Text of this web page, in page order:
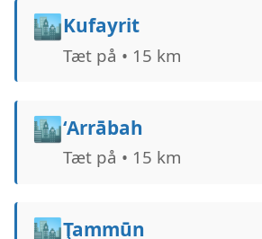
🏙️Kufayrit
Tæt på • 15 km
🏙️‘Arrābah
Tæt på • 15 km
🏙️Ţammūn